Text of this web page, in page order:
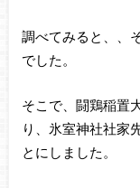
調べてみると、、
でした。
そこで、闘鶏稲置
り、氷室神社社家
とにしました。